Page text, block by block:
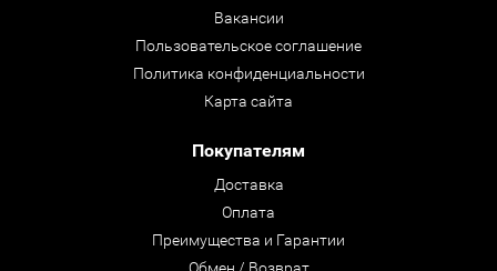
Вакансии
Пользовательское соглашение
Политика конфиденциальности
Карта сайта
Покупателям
Доставка
Оплата
Преимущества и Гарантии
Обмен / Возврат